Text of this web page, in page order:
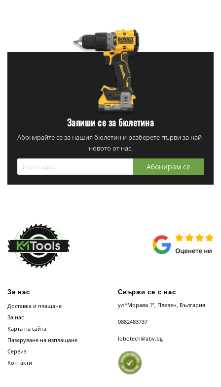
Запиши се за бюлетина
Абонирайте се за нашия бюлетин и разберете първи за най-
новото от нас.
Абонирам се
За нас
Доставка и плащане
За нас
Карта на сайта
Пазаруване на изплащане
Сервиз
Контакти
Свържи се с нас
ул “Морава 1”, Плевен, България
0882483737
lobotech@abv.bg